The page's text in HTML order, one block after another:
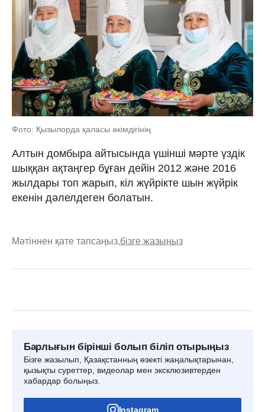
Фото: Қызылорда қаласы әкімдігінің
Алтын домбыра айтысында үшінші мәрте үздік
шыққан ақтаңгер бұған дейін 2012 және 2016
жылдары топ жарып, кіл жүйрікте шын жүйрік
екенін дәлелдеген болатын.
Мәтіннен қате тапсаңыз,бізге жазыңыз
Барлығын бірінші болып біліп отырыңыз
Бізге жазылып, Қазақстанның өзекті жаңалықтарынан,
қызықты суреттер, видеолар мен эксклюзивтерден
хабардар болыңыз.
Instagram